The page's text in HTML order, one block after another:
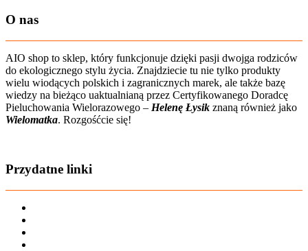
O nas
AIO shop to sklep, który funkcjonuje dzięki pasji dwojga rodziców
do ekologicznego stylu życia. Znajdziecie tu nie tylko produkty
wielu wiodących polskich i zagranicznych marek, ale także bazę
wiedzy na bieżąco uaktualnianą przez Certyfikowanego Doradcę
Pieluchowania Wielorazowego – Helenę Łysik znaną również jako
Wielomatka. Rozgośćcie się!
Przydatne linki